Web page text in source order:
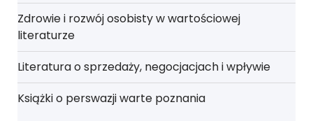
Zdrowie i rozwój osobisty w wartościowej
literaturze
Literatura o sprzedaży, negocjacjach i wpływie
Książki o perswazji warte poznania